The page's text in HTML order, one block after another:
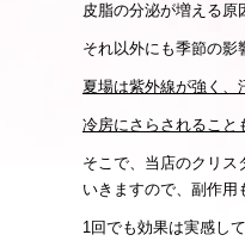
皮脂の分泌が増える原
それ以外にも季節の影
夏場は紫外線が強く、
冷房にさらされること
そこで、当店のクリス
いきますので、副作用
1回でも効果は実感し